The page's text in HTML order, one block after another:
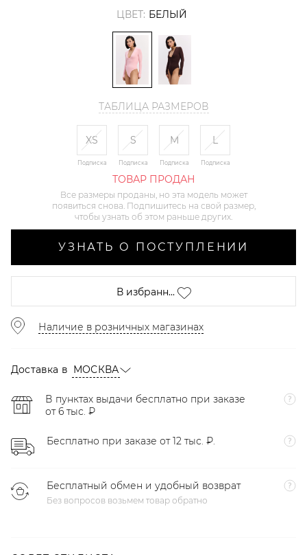
ЦВЕТ: БЕЛЫЙ
ТАБЛИЦА РАЗМЕРОВ
XS
Подписка
S
Подписка
M
Подписка
L
Подписка
ТОВАР ПРОДАН
Все размеры проданы, но эта модель может
появиться снова. Подпишитесь на свой размер,
чтобы узнать об этом раньше других.
УЗНАТЬ О ПОСТУПЛЕНИИ
В избранн...
Наличие в розничных магазинах
Доставка в МОСКВА
В пунктах выдачи бесплатно при заказе
от 6 тыс. ₽
Бесплатно при заказе от 12 тыс. ₽.
Бесплатный обмен и удобный возврат
Без вопросов возьмем товар обратно